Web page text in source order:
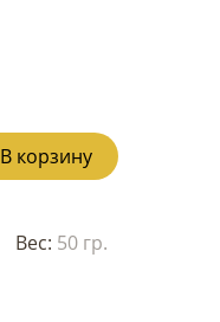
В корзину
Вес: 50 гр.